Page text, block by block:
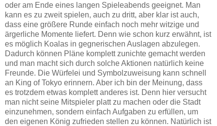
oder am Ende eines langen Spieleabends geeignet. Man
kann es zu zweit spielen, auch zu dritt, aber klar ist auch,
dass eine größere Runde einfach noch mehr witzige und
ärgerliche Momente liefert. Denn wie schon kurz erwähnt, ist
es möglich Koalas in gegnerischen Auslagen abzulegen.
Dadurch können Pläne komplett zunichte gemacht werden
und man macht sich durch solche Aktionen natürlich keine
Freunde. Die Würfelei und Symbolzuweisung kann schnell
an King of Tokyo erinnern. Aber ich bin der Meinung, dass
es trotzdem etwas komplett anderes ist. Denn hier versucht
man nicht seine Mitspieler platt zu machen oder die Stadt
einzunehmen, sondern einfach Aufgaben zu erfüllen, um
den eigenen König zufrieden stellen zu können. Natürlich ist